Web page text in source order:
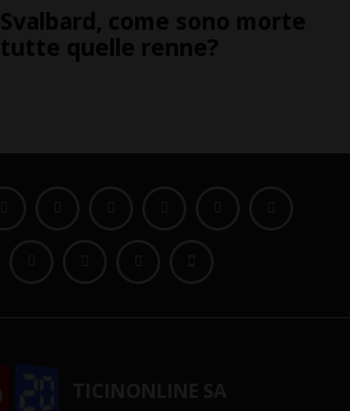
Svalbard, come sono morte
tutte quelle renne?